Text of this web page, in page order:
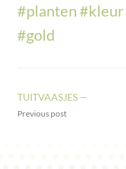
#planten#kleur
#gold
TUITVAASJES —
Previous post